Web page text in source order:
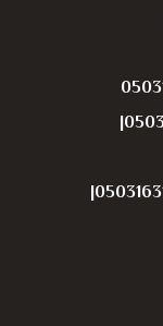
تركيب قرميد حديد في الشارقة |0503163139|